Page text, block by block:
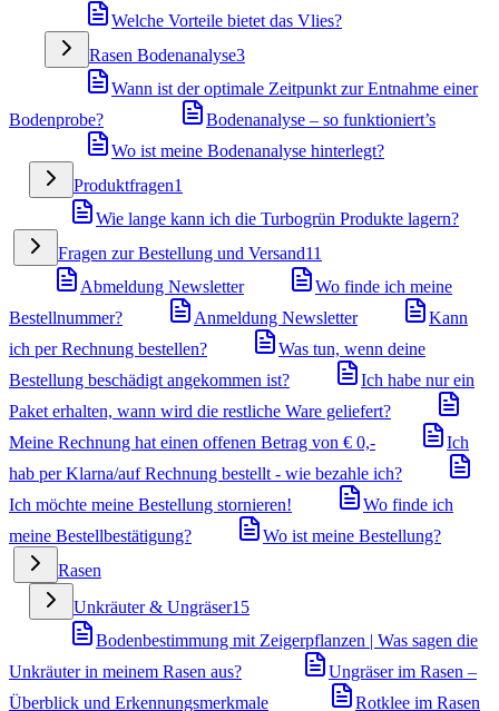
Welche Vorteile bietet das Vlies?
Rasen Bodenanalyse3
Wann ist der optimale Zeitpunkt zur Entnahme einer
Bodenprobe?
Bodenanalyse – so funktioniert’s
Wo ist meine Bodenanalyse hinterlegt?
Produktfragen1
Wie lange kann ich die Turbogrün Produkte lagern?
Fragen zur Bestellung und Versand11
Abmeldung Newsletter
Wo finde ich meine
Bestellnummer?
Anmeldung Newsletter
Kann
ich per Rechnung bestellen?
Was tun, wenn deine
Bestellung beschädigt angekommen ist?
Ich habe nur ein
Paket erhalten, wann wird die restliche Ware geliefert?
Meine Rechnung hat einen offenen Betrag von € 0,-
Ich
hab per Klarna/auf Rechnung bestellt - wie bezahle ich?
Ich möchte meine Bestellung stornieren!
Wo finde ich
meine Bestellbestätigung?
Wo ist meine Bestellung?
Rasen
Unkräuter & Ungräser15
Bodenbestimmung mit Zeigerpflanzen | Was sagen die
Unkräuter in meinem Rasen aus?
Ungräser im Rasen –
Überblick und Erkennungsmerkmale
Rotklee im Rasen